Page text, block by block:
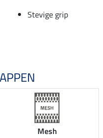
Stevige grip
Mesh